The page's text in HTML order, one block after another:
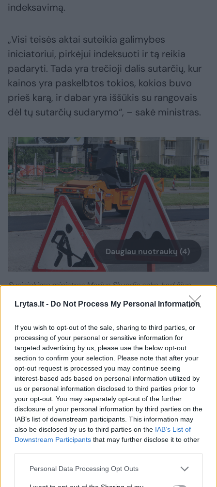
Lrytas.lt - Do Not Process My Personal Information
If you wish to opt-out of the sale, sharing to third parties, or
processing of your personal or sensitive information for
targeted advertising by us, please use the below opt-out
section to confirm your selection. Please note that after your
opt-out request is processed you may continue seeing
interest-based ads based on personal information utilized by
us or personal information disclosed to third parties prior to
your opt-out. You may separately opt-out of the further
disclosure of your personal information by third parties on the
IAB’s list of downstream participants. This information may
also be disclosed by us to third parties on the IAB’s List of
Downstream Participants that may further disclose it to other
Personal Data Processing Opt Outs
indeksavimą.
„Visi teisės aktai suteikia galimybes
iniciatoriui, pirkėjui indeksuoti ir tą reikia
padaryti. Tada yra trečioji dalis sutarčių, kur
kainos yra paskelbtos tokios, kokios buvo
prieš karą, ir dabar yra iššūkis su rangovais
dėl tų sutarčių sudarymo“, – sakė ministras.
Daugiau nuotraukų (4)
Susisiekimo ministras Marius Skuodis sako, kad šiuo
metu yra sudėtinga susitarti dėl kainų indeksavimo kelių
sektoriuje.
Vyriausybės narys tikino, kad jam yra gaila,
jog viešųjų pirkimų sistema sudaryta taip,
kad negalima indeksavimu užsiimti dabar,
jeigu yra pasirašytos sutartys. Tačiau, anot jo,
kai kurios įmonės jau yra radusios
sprendimus.
„Dėl kelių Automobilių kelių direkcija yra
priėmusi sprendimus, kiek ji gali indeksuoti
priklausomai nuo kiekvieno projekto. Šioje